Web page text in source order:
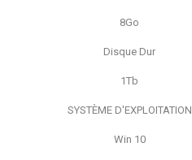
8Go
Disque Dur
1Tb
SYSTÈME D'EXPLOITATION
Win 10